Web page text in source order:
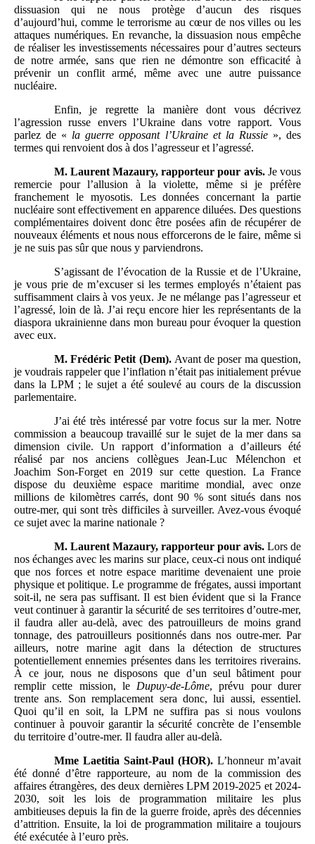
dissuasion qui ne nous protège d’aucun des risques
d’aujourd’hui, comme le terrorisme au cœur de nos villes ou les
attaques numériques. En revanche, la dissuasion nous empêche
de réaliser les investissements nécessaires pour d’autres secteurs
de notre armée, sans que rien ne démontre son efficacité à
prévenir un conflit armé, même avec une autre puissance
nucléaire.
Enfin, je regrette la manière dont vous décrivez
l’agression russe envers l’Ukraine dans votre rapport. Vous
parlez de « la guerre opposant l’Ukraine et la Russie», des
termes qui renvoient dos à dos l’agresseur et l’agressé.
M. Laurent Mazaury, rapporteur pour avis.Je vous
remercie pour l’allusion à la violette, même si je préfère
franchement le myosotis. Les données concernant la partie
nucléaire sont effectivement en apparence diluées. Des questions
complémentaires doivent donc être posées afin de récupérer de
nouveaux éléments et nous nous efforcerons de le faire, même si
je ne suis pas sûr que nous y parviendrons.
S’agissant de l’évocation de la Russie et de l’Ukraine,
je vous prie de m’excuser si les termes employés n’étaient pas
suffisamment clairs à vos yeux. Je ne mélange pas l’agresseur et
l’agressé, loin de là. J’ai reçu encore hier les représentants de la
diaspora ukrainienne dans mon bureau pour évoquer la question
avec eux.
M. Frédéric Petit (Dem).Avant de poser ma question,
je voudrais rappeler que l’inflation n’était pas initialement prévue
dans la LPM ; le sujet a été soulevé au cours de la discussion
parlementaire.
J’ai été très intéressé par votre focus sur la mer. Notre
commission a beaucoup travaillé sur le sujet de la mer dans sa
dimension civile. Un rapport d’information a d’ailleurs été
réalisé par nos anciens collègues Jean-Luc Mélenchon et
Joachim Son-Forget en 2019 sur cette question. La France
dispose du deuxième espace maritime mondial, avec onze
millions de kilomètres carrés, dont 90 % sont situés dans nos
outre-mer, qui sont très difficiles à surveiller. Avez-vous évoqué
ce sujet avec la marine nationale ?
M. Laurent Mazaury, rapporteur pour avis.Lors de
nos échanges avec les marins sur place, ceux-ci nous ont indiqué
que nos forces et notre espace maritime devenaient une proie
physique et politique. Le programme de frégates, aussi important
soit-il, ne sera pas suffisant. Il est bien évident que si la France
veut continuer à garantir la sécurité de ses territoires d’outre-mer,
il faudra aller au-delà, avec des patrouilleurs de moins grand
tonnage, des patrouilleurs positionnés dans nos outre-mer. Par
ailleurs, notre marine agit dans la détection de structures
potentiellement ennemies présentes dans les territoires riverains.
À ce jour, nous ne disposons que d’un seul bâtiment pour
remplir cette mission, le Dupuy-de-Lôme, prévu pour durer
trente ans. Son remplacement sera donc, lui aussi, essentiel.
Quoi qu’il en soit, la LPM ne suffira pas si nous voulons
continuer à pouvoir garantir la sécurité concrète de l’ensemble
du territoire d’outre-mer. Il faudra aller au-delà.
Mme Laetitia Saint-Paul (HOR).L’honneur m’avait
été donné d’être rapporteure, au nom de la commission des
affaires étrangères, des deux dernières LPM 2019-2025 et 2024-
2030, soit les lois de programmation militaire les plus
ambitieuses depuis la fin de la guerre froide, après des décennies
d’attrition. Ensuite, la loi de programmation militaire a toujours
été exécutée à l’euro près.